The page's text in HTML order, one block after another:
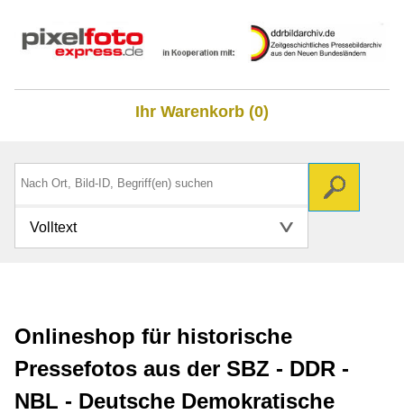
Ihr Warenkorb (0)
Volltext
Onlineshop für historische
Pressefotos aus der SBZ - DDR -
NBL - Deutsche Demokratische